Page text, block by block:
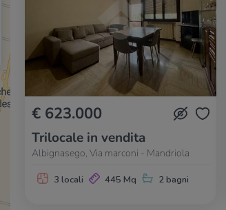
€ 623.000
Trilocale in vendita
Albignasego, Via marconi - Mandriola
3 locali 445 Mq 2 bagni